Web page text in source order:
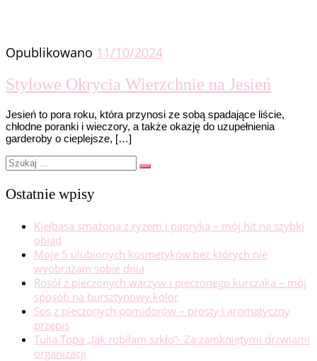
Opublikowano 11/10/2024
Stylowe Okrycia Wierzchnie na Jesień
Jesień to pora roku, która przynosi ze sobą spadające liście,
chłodne poranki i wieczory, a także okazję do uzupełnienia
garderoby o cieplejsze, […]
Szukaj
Szukaj
Ostatnie wpisy
Kiełbasa smażona z ryżem i papryką – mój hit na szybki
obiad
Moje 5 ulubionych kosmetyków bez których nie
wyobrażam sobie dnia
Rosół z pieczonych warzyw i pieczonego kurczaka – mój
sposób na bursztynowy kolor
Sos z pieczonych pomidorów – prosty i aromatyczny
przepis
Tulia Topa „Jak robiłam szkło”- Za zamkniętymi drzwiami
organizacji